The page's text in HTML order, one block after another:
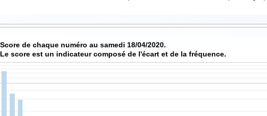
Score de chaque numéro au samedi 18/04/2020.
Le score est un indicateur composé de l'écart et de la fréquence.